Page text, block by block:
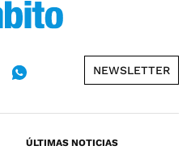
NEWSLETTER
ÚLTIMAS NOTICIAS